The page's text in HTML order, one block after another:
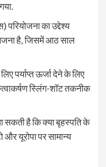
का उद्देश्य
है, जिसमें आठ साल
पर्याप्त ऊर्जा देने के लिए
स्लिंग-शॉट तकनीक
सकती है कि क्या बृहस्पति के
यूरोपा पर सामान्य